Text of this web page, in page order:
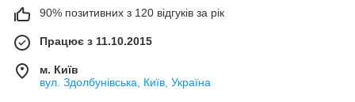
90% позитивних з 120 відгуків за рік
Працює з 11.10.2015
м. Київ
вул. Здолбунівська, Київ, Україна